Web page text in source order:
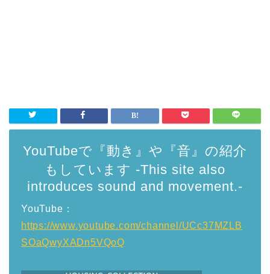
YouTubeで『動き』や『音』の紹介
もしています -This site also
introduces sound and movement.-
YouTube：
https://www.youtube.com/channel/UCc37MZLB
SOaQwyXADn5VQoQ